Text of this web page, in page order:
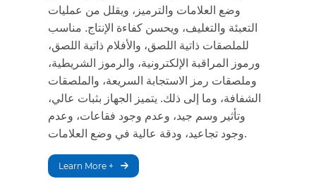
وضع العلامات والترميز، ويقلل من عمليات
التعبئة والتغليف، ويحسن كفاءة الإنتاج. مناسب
للملصقات ذاتية اللصق، والأفلام ذاتية اللصق،
ورموز المراقبة الإلكترونية، والرموز الشريطية،
وملصقات رمز الاستجابة السريعة، والملصقات
الشفافة، وما إلى ذلك. يتميز الجهاز بثبات عالي،
وتأثير وسم جيد، وعدم وجود فقاعات، وعدم
وجود تجاعيد، ودقة عالية في وضع العلامات.
Learn More +